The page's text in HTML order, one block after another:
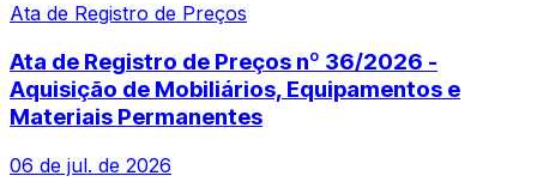
Ata de Registro de Preços
Ata de Registro de Preços nº 36/2026 -
Aquisição de Mobiliários, Equipamentos e
Materiais Permanentes
06 de jul. de 2026